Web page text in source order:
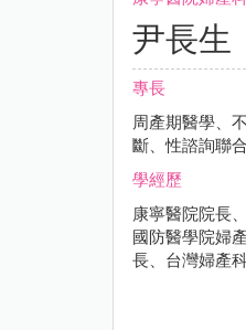
尹長生
專長
周產期醫學、
斷、性諮詢聯
學經歷
康寧醫院院長
國防醫學院婦
長、台灣婦產